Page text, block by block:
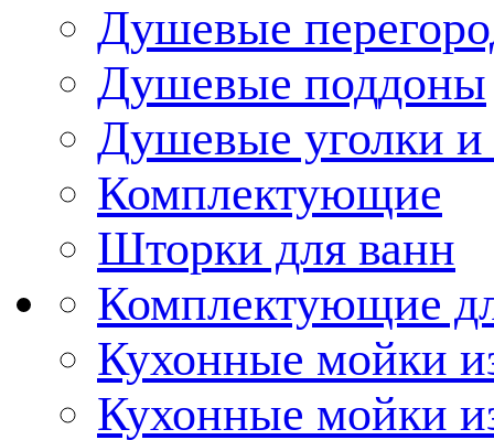
Душевые
Душевые поддоны
Душевые уголки и
Комплектующие
Шторки для ванн
Комплектующие
Кухонные мойки
Кухонные мойки